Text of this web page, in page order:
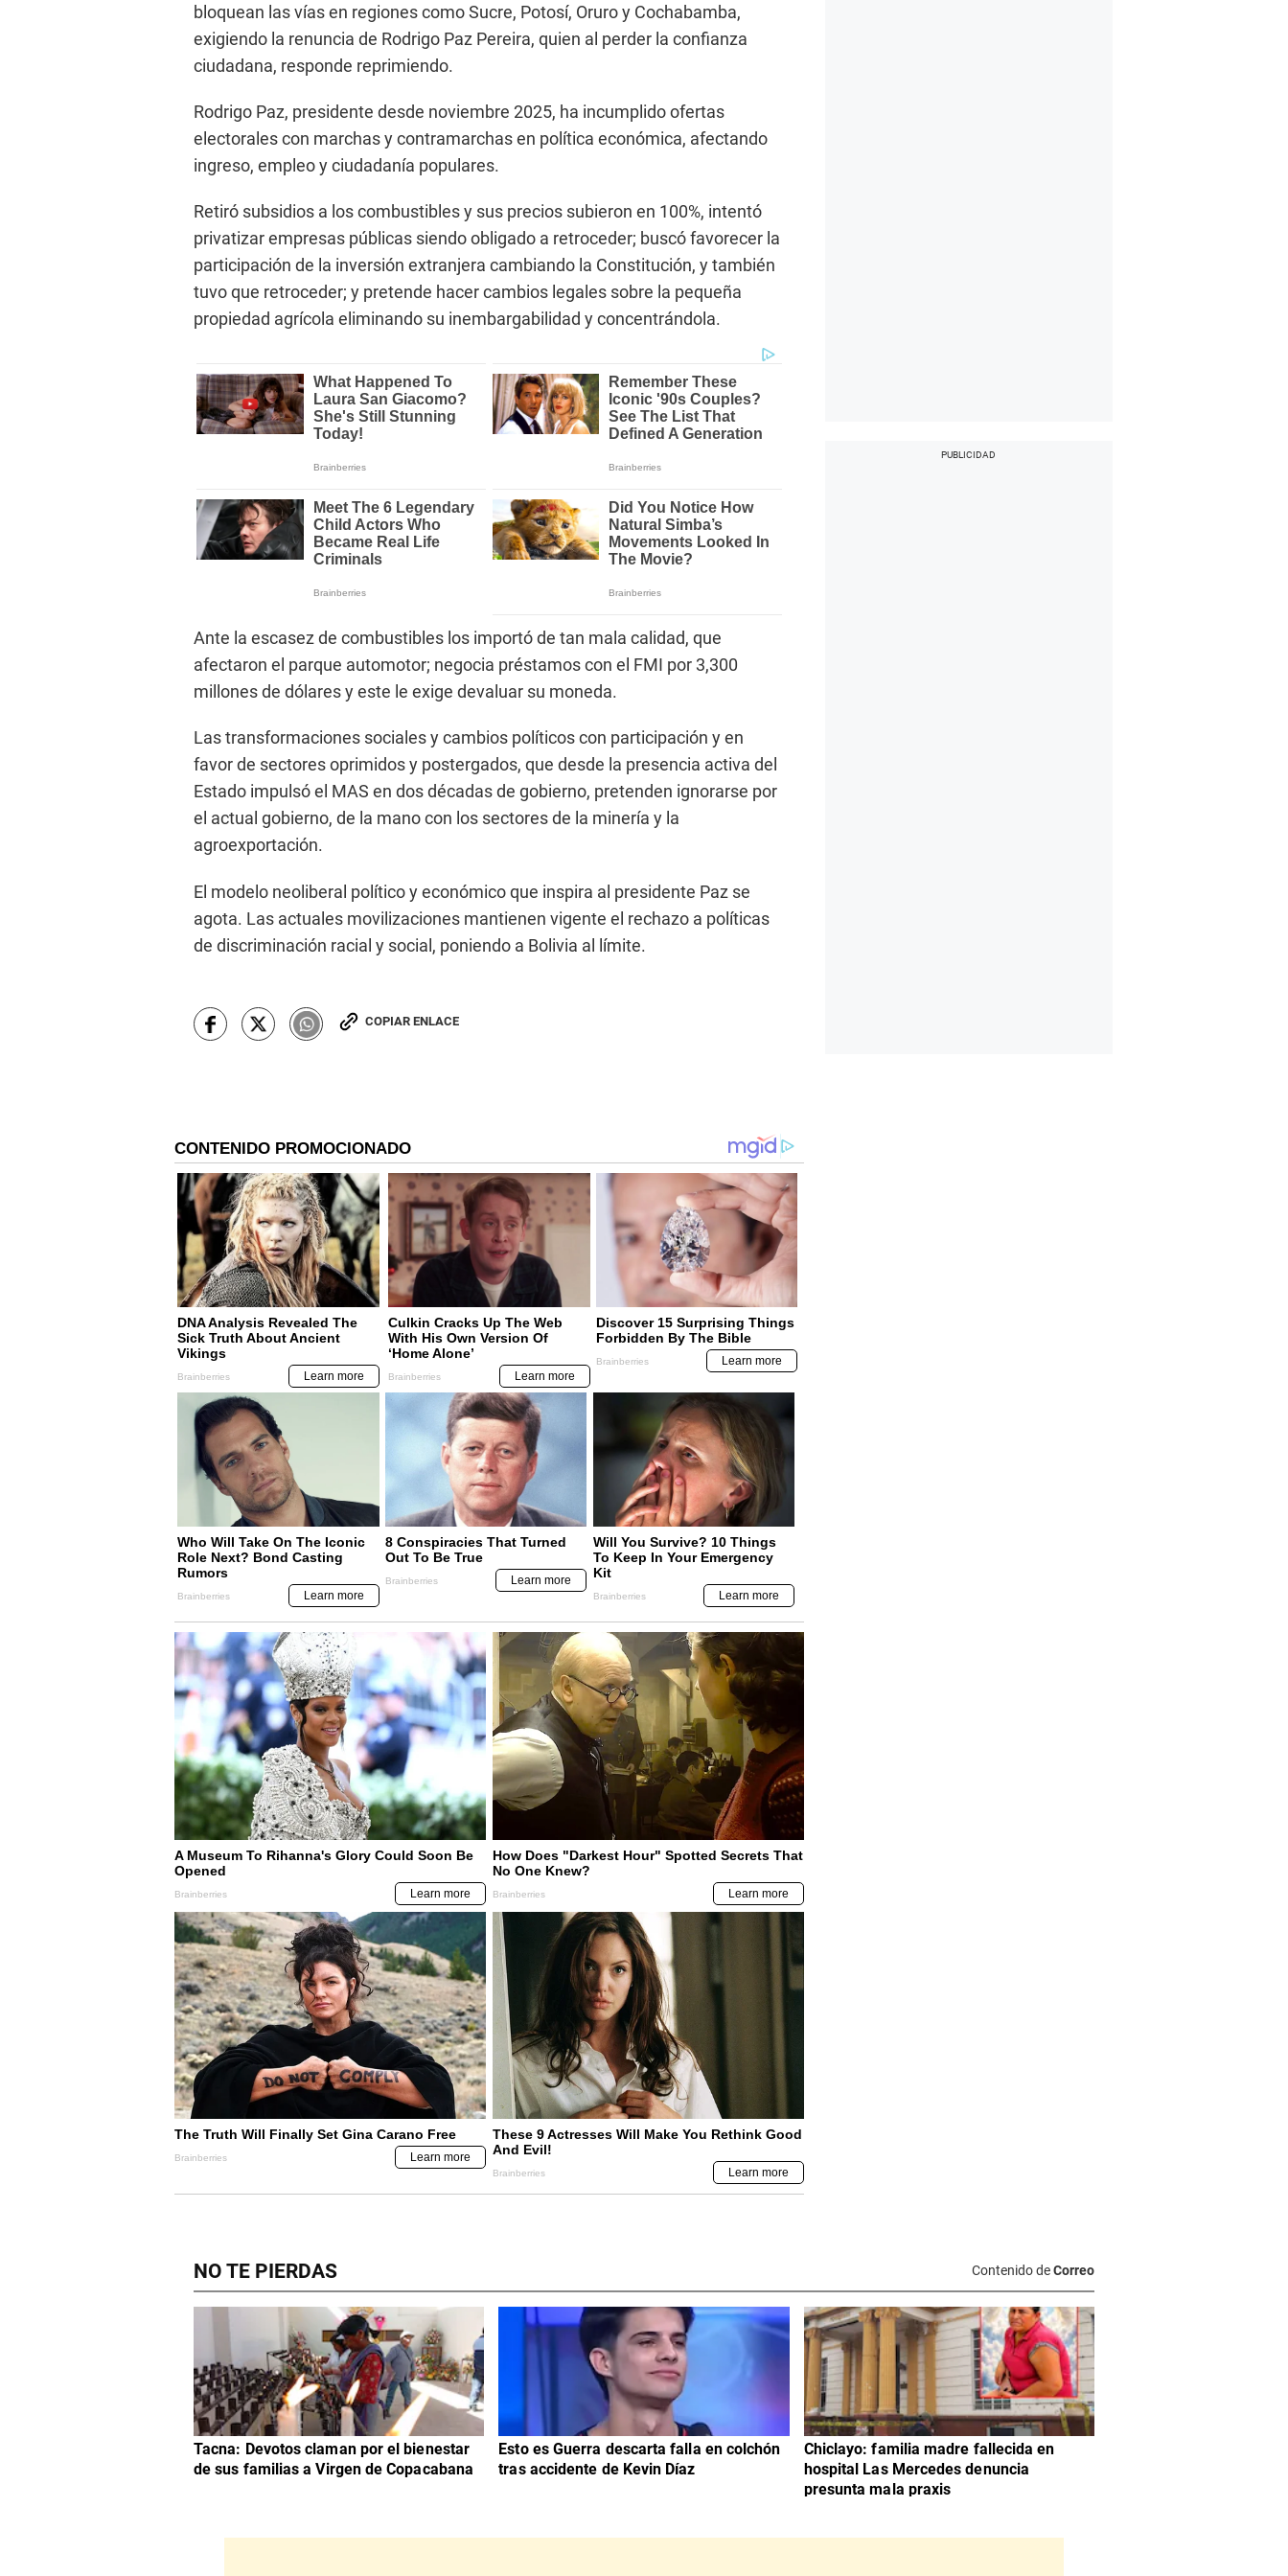
bloquean las vías en regiones como Sucre, Potosí, Oruro y Cochabamba,
exigiendo la renuncia de Rodrigo Paz Pereira, quien al perder la confianza
ciudadana, responde reprimiendo.
Rodrigo Paz, presidente desde noviembre 2025, ha incumplido ofertas
electorales con marchas y contramarchas en política económica, afectando
ingreso, empleo y ciudadanía populares.
Retiró subsidios a los combustibles y sus precios subieron en 100%, intentó
privatizar empresas públicas siendo obligado a retroceder; buscó favorecer la
participación de la inversión extranjera cambiando la Constitución, y también
tuvo que retroceder; y pretende hacer cambios legales sobre la pequeña
propiedad agrícola eliminando su inembargabilidad y concentrándola.
Ante la escasez de combustibles los importó de tan mala calidad, que
afectaron el parque automotor; negocia préstamos con el FMI por 3,300
millones de dólares y este le exige devaluar su moneda.
Las transformaciones sociales y cambios políticos con participación y en
favor de sectores oprimidos y postergados, que desde la presencia activa del
Estado impulsó el MAS en dos décadas de gobierno, pretenden ignorarse por
el actual gobierno, de la mano con los sectores de la minería y la
agroexportación.
El modelo neoliberal político y económico que inspira al presidente Paz se
agota. Las actuales movilizaciones mantienen vigente el rechazo a políticas
de discriminación racial y social, poniendo a Bolivia al límite.
COPIAR ENLACE
NO TE PIERDAS Contenido deCorreo
Tacna: Devotos claman por el bienestar
de sus familias a Virgen de Copacabana
Esto es Guerra descarta falla en colchón
tras accidente de Kevin Díaz
Chiclayo: familia madre fallecida en
hospital Las Mercedes denuncia
presunta mala praxis